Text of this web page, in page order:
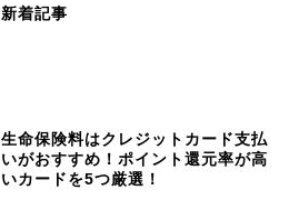
新着記事
生命保険料はクレジットカード支払
いがおすすめ！ポイント還元率が高
いカードを5つ厳選！